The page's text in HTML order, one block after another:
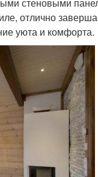
отлично
уюта и комфорта.